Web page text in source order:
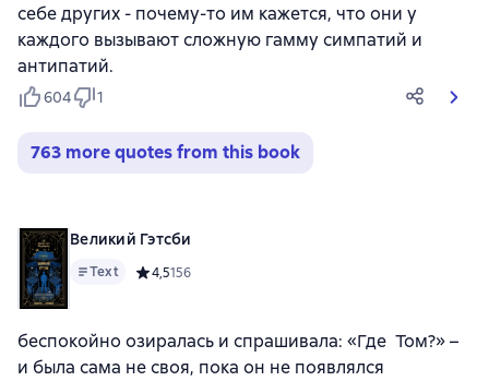
себе других - почему-то им кажется, что они у
каждого вызывают сложную гамму симпатий и
антипатий.
604 1
763 more quotes from this book
Великий Гэтсби
Text Средний рейтинг 4,5 на основе 156 оценок
4,5156
беспокойно озиралась и спрашивала: «Где Том?» –
и была сама не своя, пока он не появлялся